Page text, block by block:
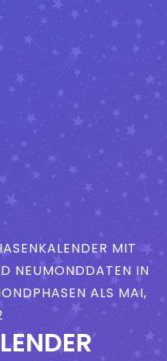
MIT
NEUMONDDATEN IN
ALS MAI,